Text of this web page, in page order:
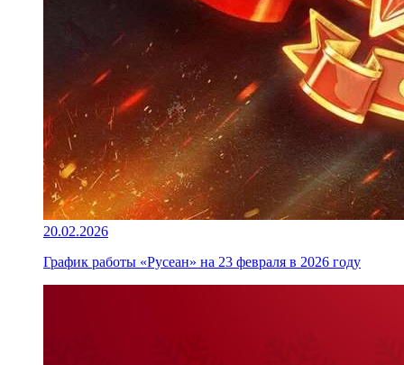
20.02.2026
График работы «Русеан» на 23 февраля в 2026 году